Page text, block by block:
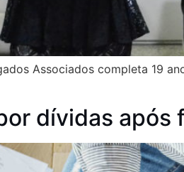
Associados completa 19
dívidas após